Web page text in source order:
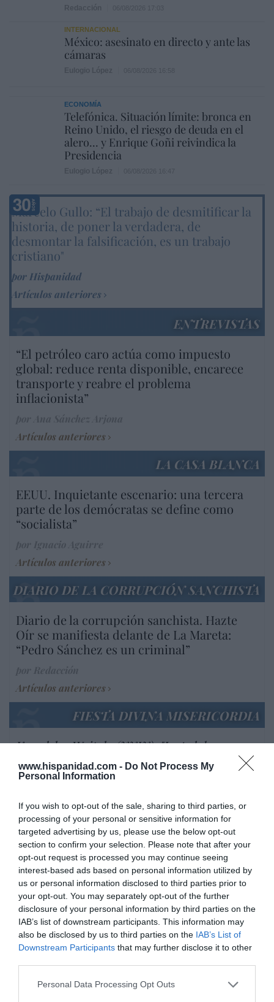
www.hispanidad.com - Do Not Process My
Personal Information
If you wish to opt-out of the sale, sharing to third parties, or
processing of your personal or sensitive information for
targeted advertising by us, please use the below opt-out
section to confirm your selection. Please note that after your
opt-out request is processed you may continue seeing
interest-based ads based on personal information utilized by
us or personal information disclosed to third parties prior to
your opt-out. You may separately opt-out of the further
disclosure of your personal information by third parties on the
IAB’s list of downstream participants. This information may
also be disclosed by us to third parties on the IAB’s List of
Downstream Participants that may further disclose it to other
Personal Data Processing Opt Outs
INTERNACIONAL
México: asesinato en directo y ante las
cámaras
ECONOMÍA
Telefónica. Situación límite: bronca en
Reino Unido, el riesgo de deuda en el
alero... y Enrique Goñi reivindica la
Presidencia
Marcelo Gullo: “El trabajo de desmitificar la
historia, de poner la verdadera, de
desmontar la falsificación, es un trabajo
cristiano"
por Hispanidad
Artículos anteriores
ENTREVISTAS
“El petróleo caro actúa como impuesto
global: reduce renta disponible, encarece
transporte y reabre el problema
inflacionista”
Artículos anteriores
LA CASA BLANCA
EEUU. Inquietante escenario: una tercera
parte de los demócratas se define como
“socialista”
Artículos anteriores
DIARIO DE LA CORRUPCIÓN SANCHISTA
Diario de la corrupción sanchista. Hazte
Oír se manifiesta delante de La Mareta:
“Pedro Sánchez es un criminal”
Artículos anteriores
FIESTA DIVINA MISERICORDIA
Kowalska-Wojtyla (XXIX). "La palabra no
convirtió, la sangre convertirá"
por Eulogio López